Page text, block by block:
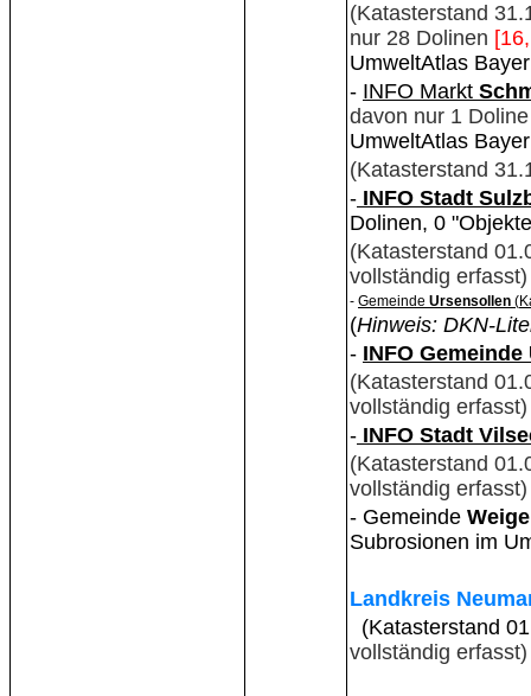
(Katasterstand
nur 28 Dolinen
UmweltAtlas
- INFO Markt
davon nur 1 Doline
UmweltAtlas
(Katasterstand
- INFO Stadt
Dolinen, 0
(Katasterstand
vollständig
- Gemeinde Ursensollen (
(Hinweis: DKN-
- INFO
(Katasterstand
vollständig
- INFO Stadt
(Katasterstand
vollständig
- Gemeinde
Subrosionen im
Landkreis
(Katasterstand
vollständig erfasst)